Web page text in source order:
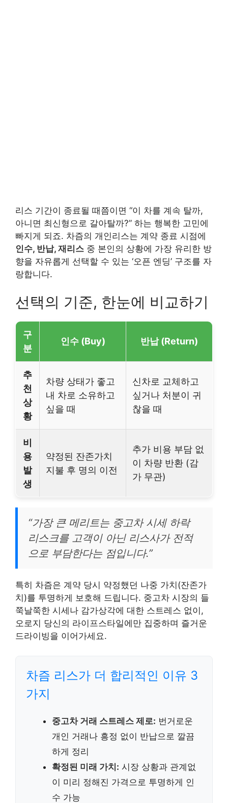
리스 기간이 종료될 때쯤이면 “이 차를 계속 탈까,
아니면 최신형으로 갈아탈까?” 하는 행복한 고민에
빠지게 되죠. 차즘의 개인리스는 계약 종료 시점에
인수, 반납, 재리스 중 본인의 상황에 가장 유리한 방
향을 자유롭게 선택할 수 있는 ‘오픈 엔딩’ 구조를 자
랑합니다.
선택의 기준, 한눈에 비교하기
구
분
인수 (Buy) 반납 (Return)
추
천
상
황
차량 상태가 좋고
내 차로 소유하고
싶을 때
신차로 교체하고
싶거나 처분이 귀
찮을 때
비
용
발
생
약정된 잔존가치
지불 후 명의 이전
추가 비용 부담 없
이 차량 반환 (감
가 무관)
“가장 큰 메리트는 중고차 시세 하락
리스크를 고객이 아닌 리스사가 전적
으로 부담한다는 점입니다.”
특히 차즘은 계약 당시 약정했던 나중 가치(잔존가
치)를 투명하게 보호해 드립니다. 중고차 시장의 들
쭉날쭉한 시세나 감가상각에 대한 스트레스 없이,
오로지 당신의 라이프스타일에만 집중하며 즐거운
드라이빙을 이어가세요.
차즘 리스가 더 합리적인 이유 3
가지
중고차 거래 스트레스 제로: 번거로운
개인 거래나 흥정 없이 반납으로 깔끔
하게 정리
확정된 미래 가치: 시장 상황과 관계없
이 미리 정해진 가격으로 투명하게 인
수 가능